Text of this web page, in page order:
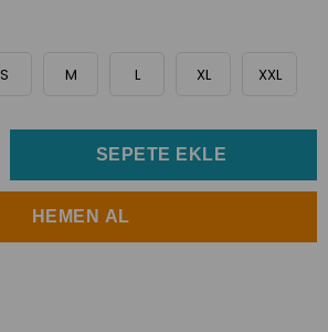
S M L XL XXL